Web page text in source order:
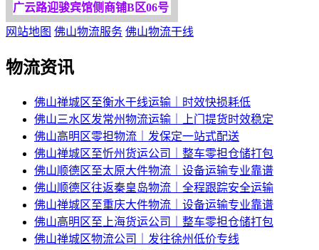
广云路迎骏宾馆侧商铺B区06号
网站地图 佛山物流服务 佛山物流干线
物流资讯
佛山禅城区至衡水干线运输｜时效快损耗低
佛山三水区发常州物流运输｜上门提货时效稳定
佛山高明区零担物流｜发保定一站式配送
佛山禅城区至忻州货运公司｜整车零担仓储打包
佛山顺德区至太原大件物流｜设备运输专业靠谱
佛山顺德区往返秦皇岛物流｜全程跟踪安全运输
佛山禅城区至重庆大件物流｜设备运输专业靠谱
佛山高明区至上海货运公司｜整车零担仓储打包
佛山禅城区物流公司｜发往徐州低价专线